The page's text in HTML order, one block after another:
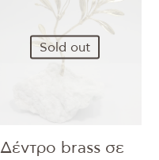
Sold out
Δέντρο brass σε